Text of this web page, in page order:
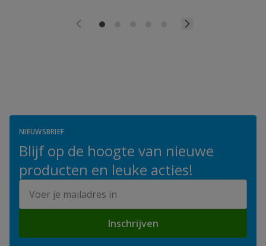
NIEUWSBRIEF
Blijf op de hoogte van nieuwe
producten en leuke acties!
Inschrijven